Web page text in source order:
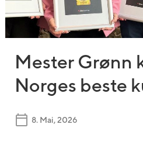
Mester Grønn
Norges beste
8. Mai, 2026